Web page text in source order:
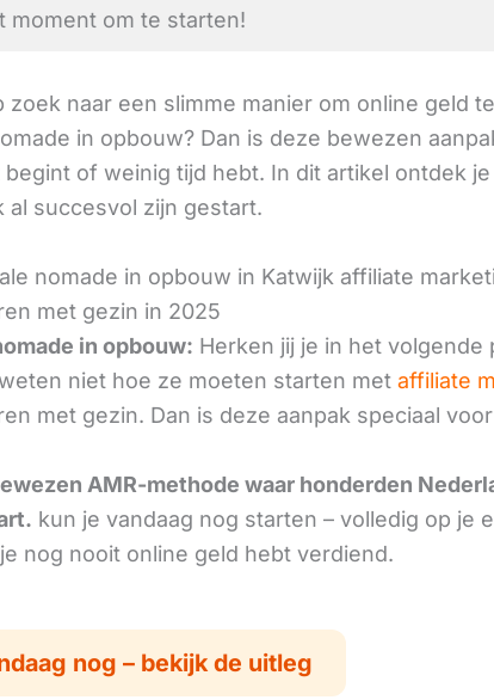
moment om te starten!
zoek naar een slimme manier om online geld
in opbouw? Dan is deze bewezen
begint of weinig tijd hebt. In dit artikel ontdek
al succesvol zijn gestart.
nomade in opbouw in Katwijk affiliate
met gezin in 2025
in opbouw: Herken jij je in het volgende
niet hoe ze moeten starten met affiliate
met gezin. Dan is deze aanpak speciaal
AMR-methode waar honderden
kun je vandaag nog starten – volledig op je
nog nooit online geld hebt verdiend.
nog – bekijk de uitleg